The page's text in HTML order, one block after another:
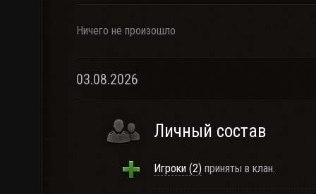
Ничего не произошло
03.08.2026
Личный состав
Игроки (2) приняты в клан.